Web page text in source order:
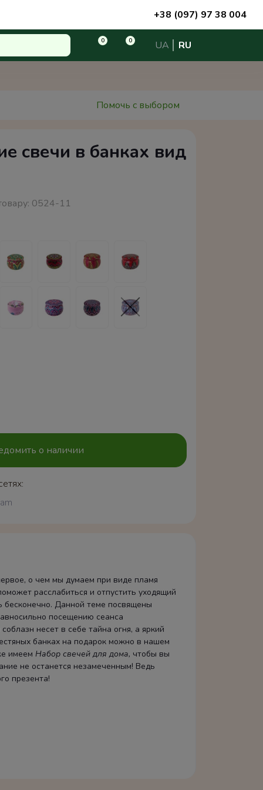
+38 (097) 97 38 004
0 0 UA RU
Помочь с выбором
свечи в банках вид
0524-11
о наличии
о чем мы думаем при виде пламя
расслабиться и отпустить уходящий
бесконечно. Данной теме посвящены
посещению сеанса
несет в себе тайна огня, а яркий
банках на подарок можно в нашем
имеем Набор свечей для дома, чтобы вы
не останется незамеченным! Ведь
презента!